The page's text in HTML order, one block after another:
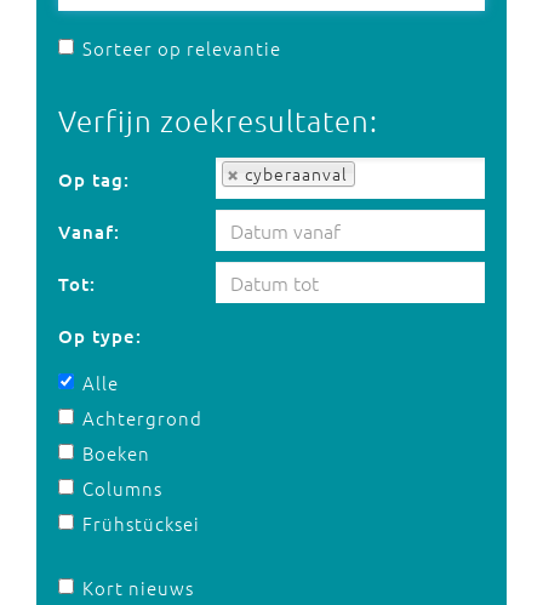
Sorteer op relevantie
Verfijn zoekresultaten:
Op tag: cyberaanval
Op tag:
Vanaf:
Tot:
Op type:
Alle
Achtergrond
Boeken
Columns
Frühstücksei
Kort nieuws